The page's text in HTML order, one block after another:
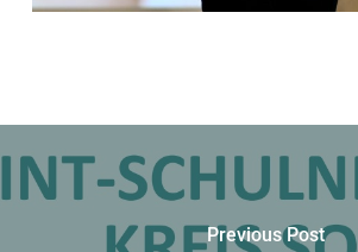
Previous Post